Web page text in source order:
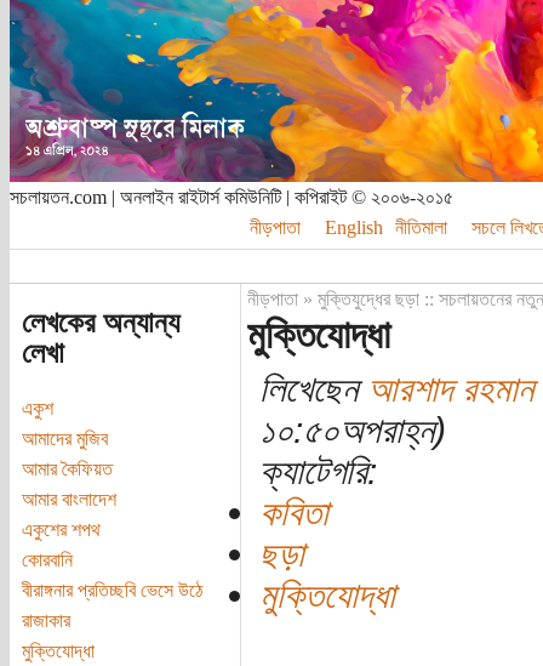
সচলায়তন.com | অনলাইন রাইটার্স কমিউনিটি | কপিরাইট © ২০০৬-২০১৫
নীড়পাতা
English নীতিমালা সচলে
লেখকের অন্যান্য
লেখা
একুশ
আমাদের মুজিব
আমার কৈফিয়ত
আমার বাংলাদেশ
একুশের শপথ
কোরবানি
বীরাঙ্গনার প্রতিচ্ছবি ভেসে উঠে
রাজাকার
মুক্তিযোদ্ধা
নীড়পাতা» মুক্তিযুদ্ধের ছড়া :: সচলায়তনের
মুক্তিযোদ্ধা
লিখেছেন আরশাদ রহমান
১০:৫০অপরাহ্ন)
ক্যাটেগরি:
কবিতা
ছড়া
মুক্তিযোদ্ধা